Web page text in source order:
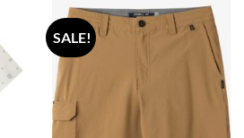
SALE!